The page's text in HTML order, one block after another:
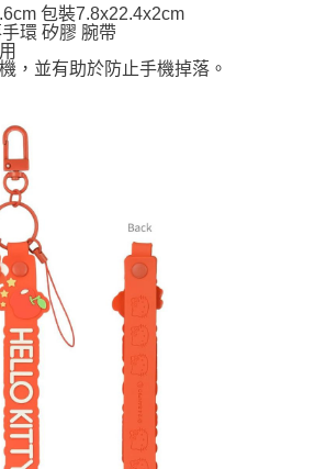
含以上)免運費
含以上)免運費
含以上)免運費
含以上)免運費
包裝7.8x22.4x2cm
環 矽膠 腕帶
，並有助於防止手機掉落。